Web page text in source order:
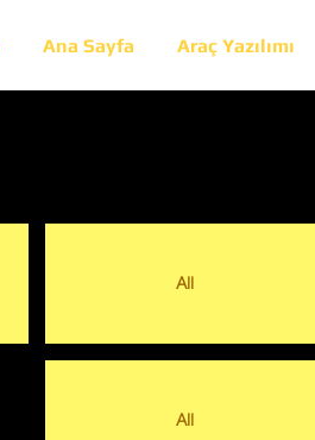
Ana Sayfa Araç Yazılımı
All
All